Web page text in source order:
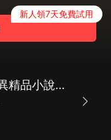
新人領7天免費試用
《凶地》 | 恐怖靈異精品小說錢大少原著